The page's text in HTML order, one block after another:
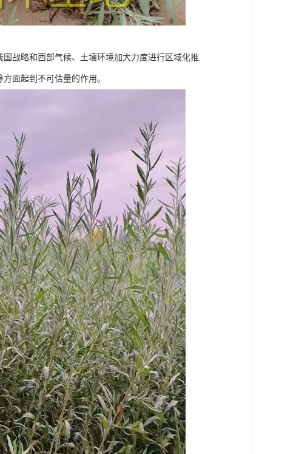
战略和西部气候、土壤环境加大力度进行区域化推
面起到不可估量的作用。